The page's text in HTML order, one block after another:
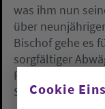
was ihm nun
über
Bischof gehe es
sorgfältiger
Pfarrdienst, auf
Seelsorge an der
Cookie